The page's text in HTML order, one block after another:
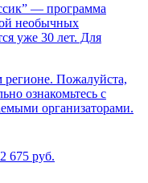
— программа
необычных
уже 30 лет. Для
регионе. Пожалуйста,
ознакомьтесь с
организаторами.
675 руб.